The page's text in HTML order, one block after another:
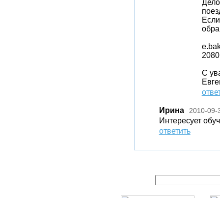
С
Ирина 2010-09-
Интересует
ответить